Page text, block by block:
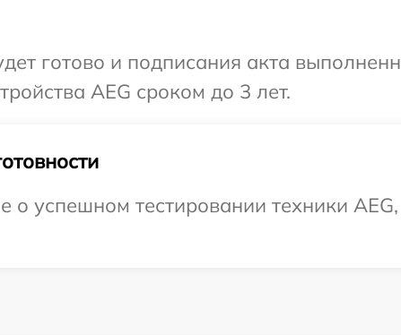
готово и подписания акта
AEG сроком до 3 лет.
о успешном тестировании техники